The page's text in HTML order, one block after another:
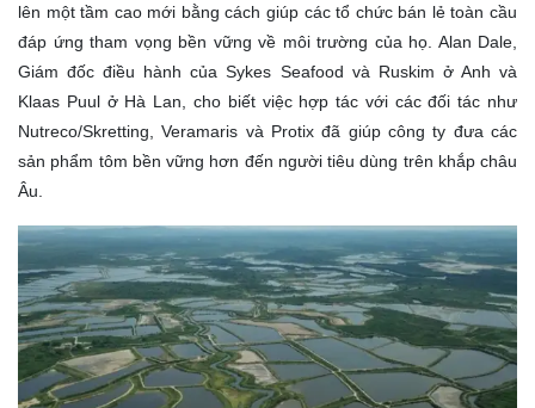
lên một tầm cao mới bằng cách giúp các tổ chức bán lẻ toàn cầu
đáp ứng tham vọng bền vững về môi trường của họ. Alan Dale,
Giám đốc điều hành của Sykes Seafood và Ruskim ở Anh và
Klaas Puul ở Hà Lan, cho biết việc hợp tác với các đối tác như
Nutreco/Skretting, Veramaris và Protix đã giúp công ty đưa các
sản phẩm tôm bền vững hơn đến người tiêu dùng trên khắp châu
Âu.